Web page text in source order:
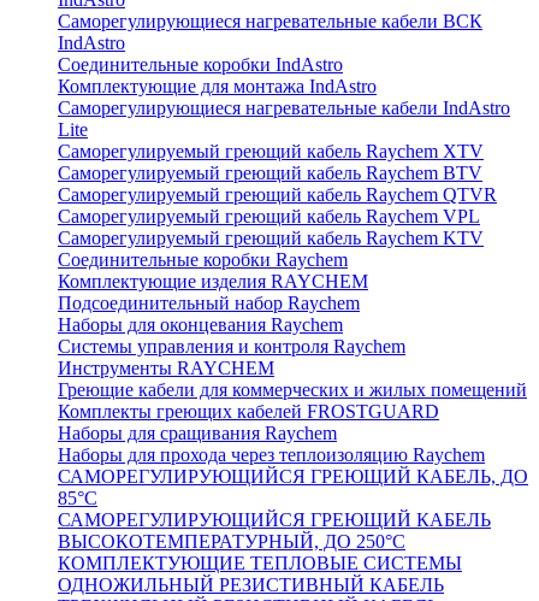
Саморегулирующиеся нагревательные кабели ВСК
IndAstro
Соединительные коробки IndAstro
Комплектующие для монтажа IndAstro
Саморегулирующиеся нагревательные кабели IndAstro
Lite
Саморегулируемый греющий кабель Raychem XTV
Саморегулируемый греющий кабель Raychem BTV
Саморегулируемый греющий кабель Raychem QTVR
Саморегулируемый греющий кабель Raychem VPL
Саморегулируемый греющий кабель Raychem KTV
Соединительные коробки Raychem
Комплектующие изделия RAYCHEM
Подсоединительный набор Raychem
Наборы для оконцевания Raychem
Системы управления и контроля Raychem
Инструменты RAYCHEM
Греющие кабели для коммерческих и жилых помещений
Комплекты греющих кабелей FROSTGUARD
Наборы для сращивания Raychem
Наборы для прохода через теплоизоляцию Raychem
САМОРЕГУЛИРУЮЩИЙСЯ ГРЕЮЩИЙ КАБЕЛЬ, ДО
85°С
САМОРЕГУЛИРУЮЩИЙСЯ ГРЕЮЩИЙ КАБЕЛЬ
ВЫСОКОТЕМПЕРАТУРНЫЙ, ДО 250°С
КОМПЛЕКТУЮЩИЕ ТЕПЛОВЫЕ СИСТЕМЫ
ОДНОЖИЛЬНЫЙ РЕЗИСТИВНЫЙ КАБЕЛЬ